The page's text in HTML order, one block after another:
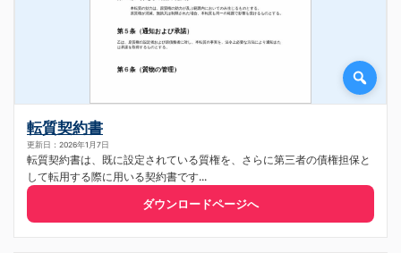
転質契約書
更新日：2026年1月7日
転質契約書は、既に設定されている質権を、さらに第三者の債権担保と
して転用する際に用いる契約書です...
ダウンロードページへ